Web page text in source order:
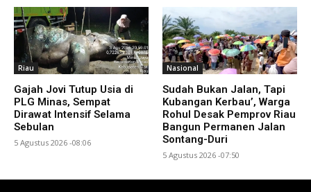
Riau
Gajah Jovi Tutup Usia di
PLG Minas, Sempat
Dirawat Intensif Selama
Sebulan
5 Agustus 2026 -08:06
Nasional
Sudah Bukan Jalan, Tapi
Kubangan Kerbau’, Warga
Rohul Desak Pemprov Riau
Bangun Permanen Jalan
Sontang-Duri
5 Agustus 2026 -07:50